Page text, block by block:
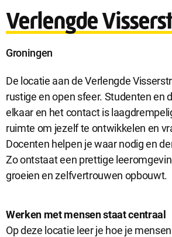
Verlengde
Locatie
Groningen
De locatie aan de Verlengde
rustige en open sfeer. Studenten en
elkaar en het contact is
ruimte om jezelf te ontwikkelen en
Docenten helpen je waar nodig en
Zo ontstaat een prettige
groeien en zelfvertrouwen opbouwt.
Werken met mensen staat centraal
Op deze locatie leer je hoe je